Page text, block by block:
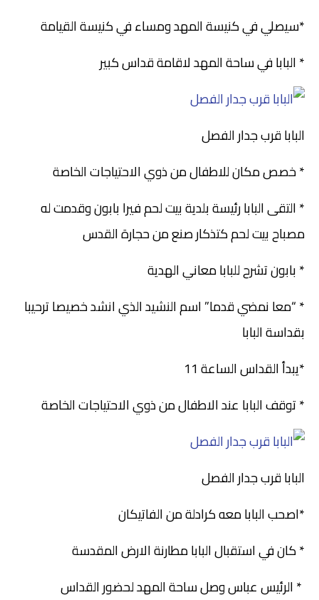
*سيصلي في كنيسة المهد ومساء في كنيسة القيامة
* البابا في ساحة المهد لاقامة قداس كبير
البابا قرب جدار الفصل
* خصص مكان للاطفال من ذوي الاحتياجات الخاصة
* التقى البابا رئيسة بلدية بيت لحم فيرا بابون وقدمت له
مصباح بيت لحم كتذكار صنع من حجارة القدس
* بابون تشرح للبابا معاني الهدية
* “معا نمضي قدما” اسم النشيد الذي انشد خصيصا ترحيبا
بقداسة البابا
*يبدأ القداس الساعة 11
* توقف البابا عند الاطفال من ذوي الاحتياجات الخاصة
البابا قرب جدار الفصل
*اصحب البابا معه كرادلة من الفاتيكان
* كان في استقبال البابا مطارنة الارض المقدسة
* الرئيس عباس وصل ساحة المهد لحضور القداس